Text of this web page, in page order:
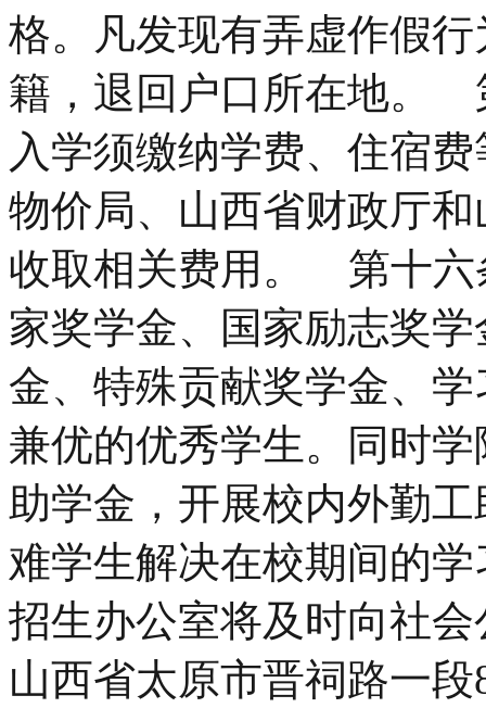
格。凡发现有弄虚作假
籍，退回户口所在地。
入学须缴纳学费、住宿
物价局、山西省财政厅
收取相关费用。 第十六
家奖学金、国家励志奖
金、特殊贡献奖学金、
兼优的优秀学生。同时
助学金，开展校内外勤
难学生解决在校期间的
招生办公室将及时向社
山西省太原市晋祠路一